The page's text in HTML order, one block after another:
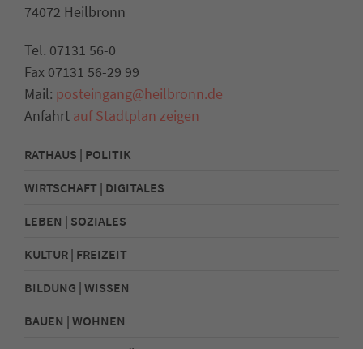
74072 Heilbronn
Tel. 07131 56-0
Fax 07131 56-29 99
Mail: posteingang@heilbronn.de
Anfahrt auf Stadtplan zeigen
RATHAUS | POLITIK
WIRTSCHAFT | DIGITALES
LEBEN | SOZIALES
KULTUR | FREIZEIT
BILDUNG | WISSEN
BAUEN | WOHNEN